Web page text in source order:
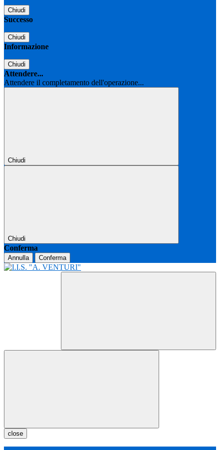
Chiudi
Successo
Chiudi
Informazione
Chiudi
Attendere...
Attendere il completamento dell'operazione...
Chiudi
Chiudi
Conferma
Annulla Conferma
close